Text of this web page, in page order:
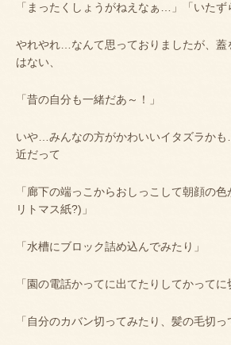
「まったくしょうがねえなぁ…」「いたず
やれやれ…なんて思っておりましたが、蓋
はない、
「昔の自分も一緒だあ～！」
いや…みんなの方がかわいいイタズラか
近だって
「廊下の端っこからおしっこして朝顔の色
リトマス紙?) 」
「水槽にブロック詰め込んでみたり」
「園の電話かってに出てたりしてかってに
「自分のカバン切ってみたり、髪の毛切っ